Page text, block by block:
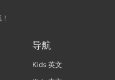
导航
Kids 英文